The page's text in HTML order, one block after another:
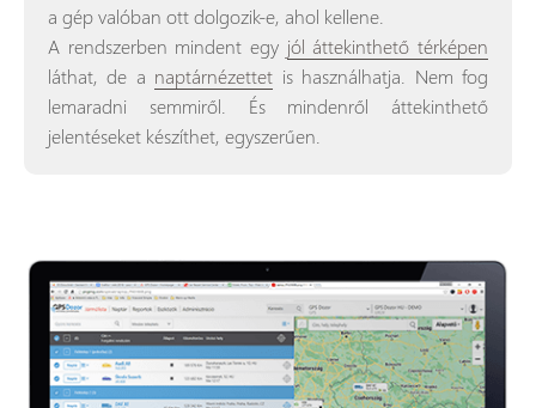
a gép valóban ott dolgozik-e, ahol kellene.
A rendszerben mindent egy jól áttekinthető térképen
láthat, de a naptárnézettet is használhatja. Nem fog
lemaradni semmiről. És mindenről áttekinthető
jelentéseket készíthet, egyszerűen.